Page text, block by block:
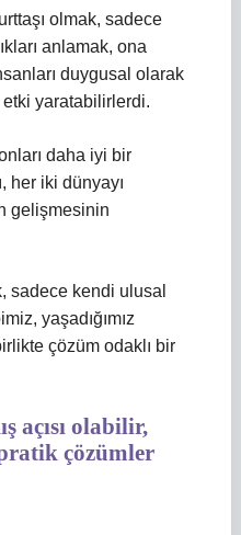
olmak, sadece
anlamak, ona
duygusal olarak
yaratabilirlerdi.
daha iyi bir
her iki dünyayı
gelişmesinin
sadece kendi ulusal
yaşadığımız
çözüm odaklı bir
açısı olabilir,
çözümler